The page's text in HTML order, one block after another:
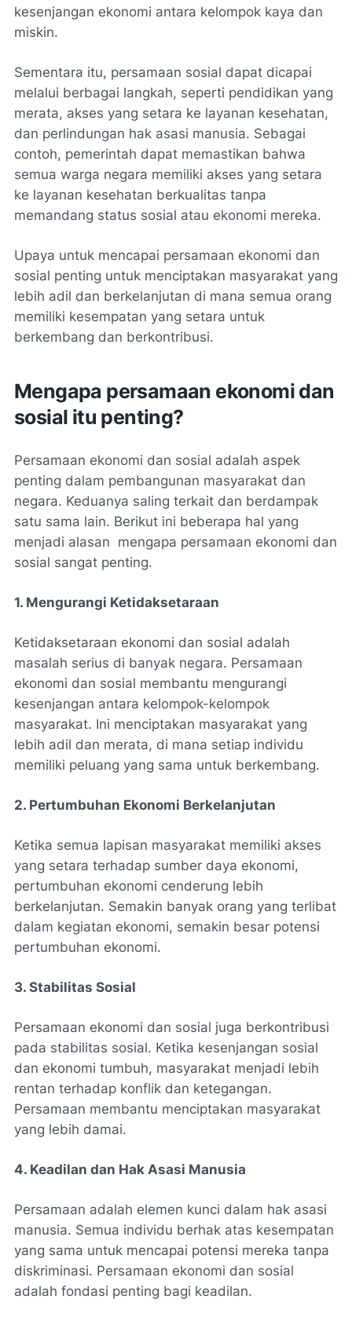
kesenjangan ekonomi antara kelompok kaya dan
miskin.
Sementara itu, persamaan sosial dapat dicapai
melalui berbagai langkah, seperti pendidikan yang
merata, akses yang setara ke layanan kesehatan,
dan perlindungan hak asasi manusia. Sebagai
contoh, pemerintah dapat memastikan bahwa
semua warga negara memiliki akses yang setara
ke layanan kesehatan berkualitas tanpa
memandang status sosial atau ekonomi mereka.
Upaya untuk mencapai persamaan ekonomi dan
sosial penting untuk menciptakan masyarakat yang
lebih adil dan berkelanjutan di mana semua orang
memiliki kesempatan yang setara untuk
berkembang dan berkontribusi.
Mengapa persamaan ekonomi dan
sosial itu penting?
Persamaan ekonomi dan sosial adalah aspek
penting dalam pembangunan masyarakat dan
negara. Keduanya saling terkait dan berdampak
satu sama lain. Berikut ini beberapa hal yang
menjadi alasan mengapa persamaan ekonomi dan
sosial sangat penting.
1. Mengurangi Ketidaksetaraan
Ketidaksetaraan ekonomi dan sosial adalah
masalah serius di banyak negara. Persamaan
ekonomi dan sosial membantu mengurangi
kesenjangan antara kelompok-kelompok
masyarakat. Ini menciptakan masyarakat yang
lebih adil dan merata, di mana setiap individu
memiliki peluang yang sama untuk berkembang.
2. Pertumbuhan Ekonomi Berkelanjutan
Ketika semua lapisan masyarakat memiliki akses
yang setara terhadap sumber daya ekonomi,
pertumbuhan ekonomi cenderung lebih
berkelanjutan. Semakin banyak orang yang terlibat
dalam kegiatan ekonomi, semakin besar potensi
pertumbuhan ekonomi.
3. Stabilitas Sosial
Persamaan ekonomi dan sosial juga berkontribusi
pada stabilitas sosial. Ketika kesenjangan sosial
dan ekonomi tumbuh, masyarakat menjadi lebih
rentan terhadap konflik dan ketegangan.
Persamaan membantu menciptakan masyarakat
yang lebih damai.
4. Keadilan dan Hak Asasi Manusia
Persamaan adalah elemen kunci dalam hak asasi
manusia. Semua individu berhak atas kesempatan
yang sama untuk mencapai potensi mereka tanpa
diskriminasi. Persamaan ekonomi dan sosial
adalah fondasi penting bagi keadilan.